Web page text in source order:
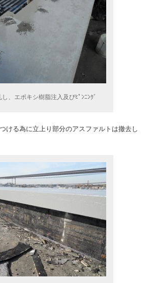
、エポキシ樹脂注入及びﾋﾟﾝﾆﾝｸﾞ
ける為に立上り部分のアスファルトは撤去し